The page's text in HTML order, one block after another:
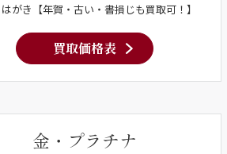
はがき【年賀・古い・書損じも買取可！】
買取価格表
金・プラチナ